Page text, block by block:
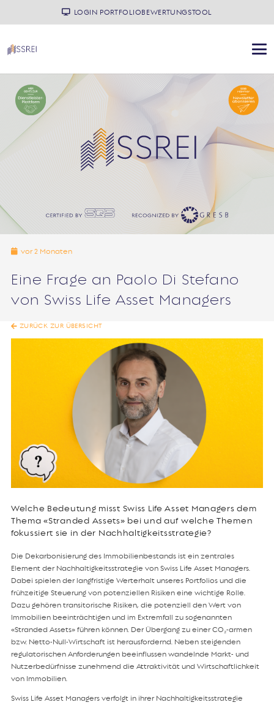
LOGIN PORTFOLIOBEWERTUNGSTOOL
vor 2 Monaten
Eine Frage an Paolo Di Stefano
von Swiss Life Asset Managers
ZURÜCK ZUR ÜBERSICHT
Welche Bedeutung misst Swiss Life Asset Managers dem
Thema «Stranded Assets» bei und auf welche Themen
fokussiert sie in der Nachhaltigkeitsstrategie?
Die Dekarbonisierung des Immobilienbestands ist ein zentrales
Element der Nachhaltigkeitsstrategie von Swiss Life Asset Managers.
Dabei spielen der langfristige Werterhalt unseres Portfolios und die
frühzeitige Steuerung von potenziellen Risiken eine wichtige Rolle.
Dazu gehören transitorische Risiken, die potenziell den Wert von
Immobilien beeinträchtigen und im Extremfall zu sogenannten
«Stranded Assets» führen können. Der Übergang zu einer CO₂-armen
bzw. Netto-Null-Wirtschaft ist herausfordernd. Neben steigenden
regulatorischen Anforderungen beeinflussen wandelnde Markt- und
Nutzerbedürfnisse zunehmend die Attraktivität und Wirtschaftlichkeit
von Immobilien.
Swiss Life Asset Managers verfolgt in ihrer Nachhaltigkeitsstrategie